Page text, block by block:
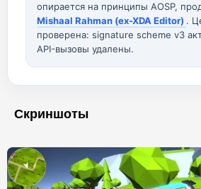
опирается на принципы AOSP,
Mishaal Rahman (ex-XDA Editor) .
проверена: signature scheme v3
API-вызовы удалены.
Скриншоты